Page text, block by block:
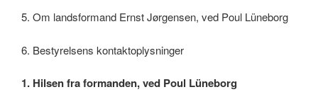
5. Om landsformand Ernst Jørgensen, ved Poul Lüneborg
6. Bestyrelsens kontaktoplysninger
1. Hilsen fra formanden, ved Poul Lüneborg